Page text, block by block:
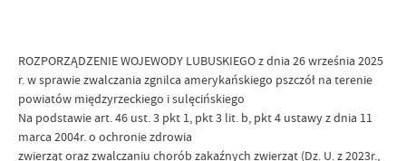
ROZPORZĄDZENIE WOJEWODY LUBUSKIEGO z dnia 26 września 2025
r. w sprawie zwalczania zgnilca amerykańskiego pszczół na terenie
powiatów międzyrzeckiego i sulęcińskiego
Na podstawie art. 46 ust. 3 pkt 1, pkt 3 lit. b, pkt 4 ustawy z dnia 11
marca 2004r. o ochronie zdrowia
zwierząt oraz zwalczaniu chorób zakaźnych zwierząt (Dz. U. z 2023r.,